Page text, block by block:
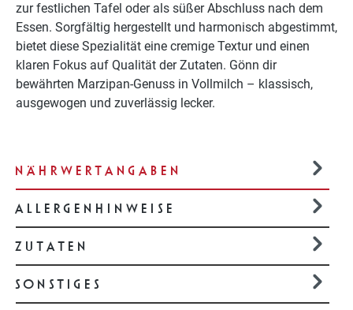
zur festlichen Tafel oder als süßer Abschluss nach dem
Essen. Sorgfältig hergestellt und harmonisch abgestimmt,
bietet diese Spezialität eine cremige Textur und einen
klaren Fokus auf Qualität der Zutaten. Gönn dir
bewährten Marzipan-Genuss in Vollmilch – klassisch,
ausgewogen und zuverlässig lecker.
NÄHRWERTANGABEN
ALLERGENHINWEISE
ZUTATEN
SONSTIGES